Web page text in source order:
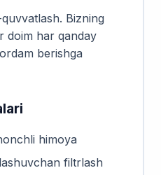
Bizning
doim har qanday
berishga
himoya
filtrlash